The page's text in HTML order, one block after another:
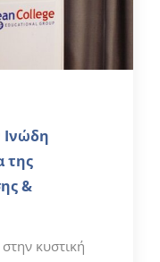
Ινώδη
της
&
στην κυστική